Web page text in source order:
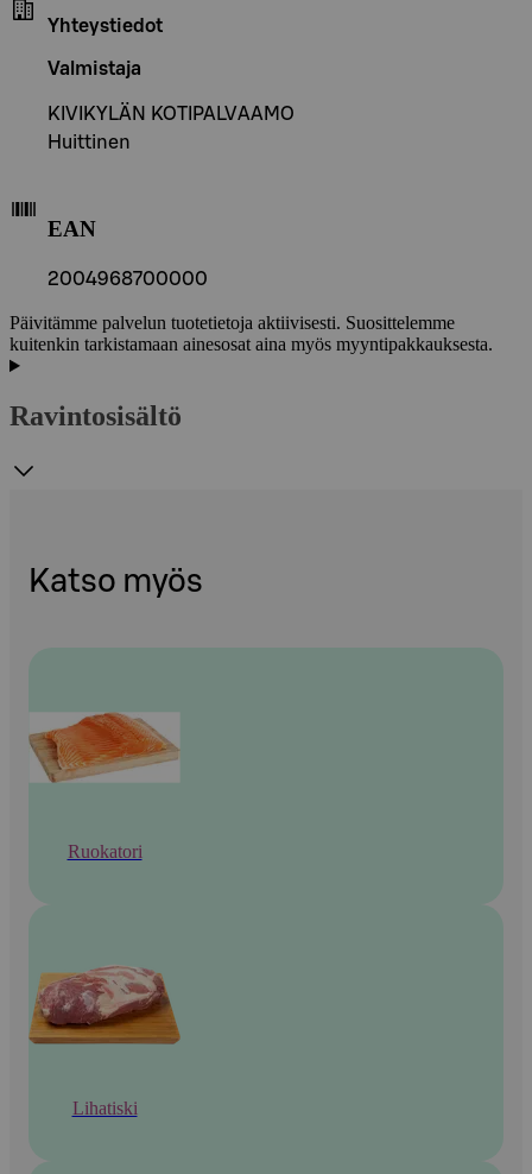
Yhteystiedot
Valmistaja
KIVIKYLÄN KOTIPALVAAMO
Huittinen
EAN
2004968700000
Päivitämme palvelun tuotetietoja aktiivisesti. Suosittelemme
kuitenkin tarkistamaan ainesosat aina myös myyntipakkauksesta.
Ravintosisältö
Katso myös
Ruokatori
Lihatiski